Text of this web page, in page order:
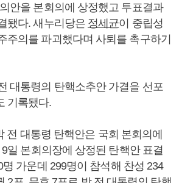
안을 본회의에 상정했고 투표결과
됐다. 새누리당은 정세균이 중립성
주의를 파괴했다며 사퇴를 촉구하기
대통령의 탄핵소추안 가결을 선포
기록됐다.
전 대통령 탄핵안은 국회 본회의에
일 본회의장에 상정된 탄핵안 표결
가운데 299명이 참석해 찬성 234